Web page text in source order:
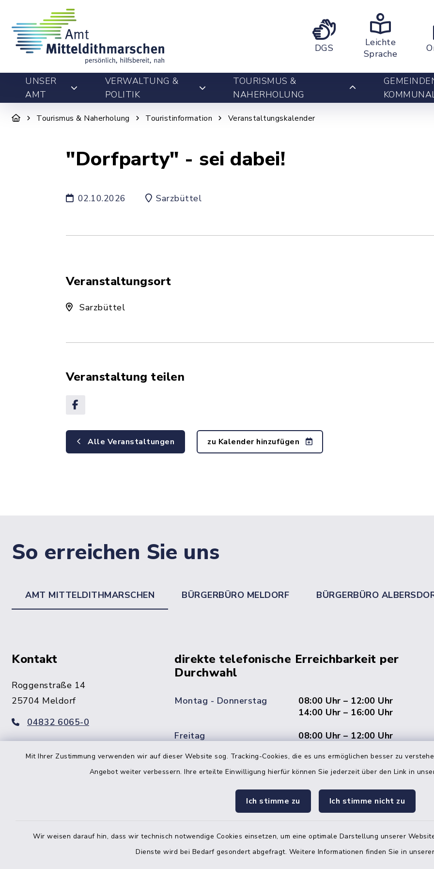
Mit Ihrer Zustimmung verwenden wir auf dieser Website sog. Tracking-Cookies, die es uns ermöglichen besser zu
Angebot weiter verbessern. Ihre erteilte Einwilligung hierfür können Sie jederzeit über den Link in
Ich stimme zu Ich stimme nicht zu
Wir weisen darauf hin, dass wir technisch notwendige Cookies einsetzen, um eine optimale Darstellung unserer
Dienste wird bei Bedarf gesondert abgefragt. Weitere Informationen finden Sie in
DGS
Leichte
Sprache
UNSER
AMT
VERWALTUNG &
POLITIK
TOURISMUS &
NAHERHOLUNG
Tourismus & Naherholung Touristinformation Veranstaltungskalender
"Dorfparty" - sei dabei!
02.10.2026 Sarzbüttel
Veranstaltungsort
Sarzbüttel
Veranstaltung teilen
Alle Veranstaltungen zu Kalender hinzufügen
So erreichen Sie uns
AMT MITTELDITHMARSCHEN BÜRGERBÜRO MELDORF BÜRGERBÜRO
Kontakt
Roggenstraße 14
25704 Meldorf
04832 6065-0
info@mitteldithmarschen.de
direkte telefonische Erreichbarkeit per
Durchwahl
Montag - Donnerstag
08:00 Uhr – 12:00 Uhr
14:00 Uhr – 16:00 Uhr
Freitag
08:00 Uhr – 12:00 Uhr
Haben Sie ein dringendes Anliegen, finden aber online
Telefonnummer 04832 6065 0 an!
Telefonliste des Amtes Mitteldithmarschen